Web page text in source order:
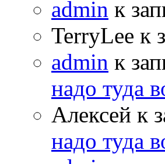
admin к
TerryLee к
admin к
надо туда
Алексей к
надо туда